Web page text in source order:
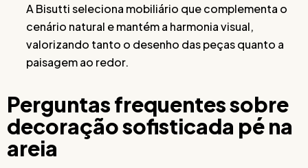
A Bisutti seleciona mobiliário que complementa o
cenário natural e mantém a harmonia visual,
valorizando tanto o desenho das peças quanto a
paisagem ao redor.
Perguntas frequentes sobre
decoração sofisticada pé na
areia